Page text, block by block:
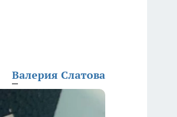
Валерия Слатова